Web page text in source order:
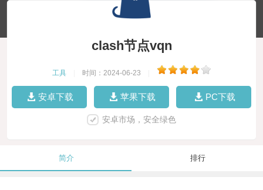
clash节点vqn
工具 时间：2024-06-23
安卓下载 苹果下载 PC下载
安卓市场，安全绿色
简介 排行